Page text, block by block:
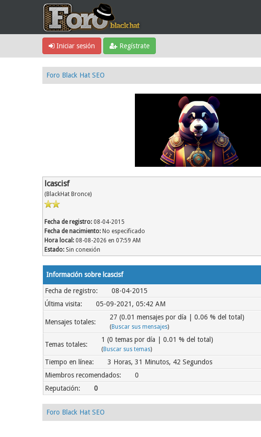
Iniciar sesión Regístrate
Foro Black Hat SEO
lcascisf
(BlackHat Bronce)
Fecha de registro: 08-04-2015
Fecha de nacimiento: No especificado
Hora local: 08-08-2026 en 07:59 AM
Estado: Sin conexión
Información sobre lcascisf
Fecha de registro:
08-04-2015
Última visita:
05-09-2021, 05:42 AM
Mensajes totales:
27 (0.01 mensajes por día | 0.06 % del total)
(Buscar sus mensajes)
Temas totales:
1 (0 temas por día | 0.01 % del total)
(Buscar sus temas)
Tiempo en línea:
3 Horas, 31 Minutos, 42 Segundos
Miembros recomendados:
0
Reputación:
0
Foro Black Hat SEO